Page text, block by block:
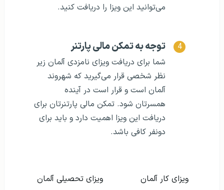
می‌توانید این ویزا را دریافت کنید.
توجه به تمکن مالی پارتنر
شما برای دریافت ویزای نامزدی آلمان زیر
نظر شخصی قرار می‌گیرید که شهروند
آلمان است و قرار است در آینده
همسرتان شود. تمکن مالی پارتنرتان برای
دریافت این ویزا اهمیت دارد و باید برای
دونفر کافی باشد.
ویزای کار آلمان ویزای تحصیلی آلمان